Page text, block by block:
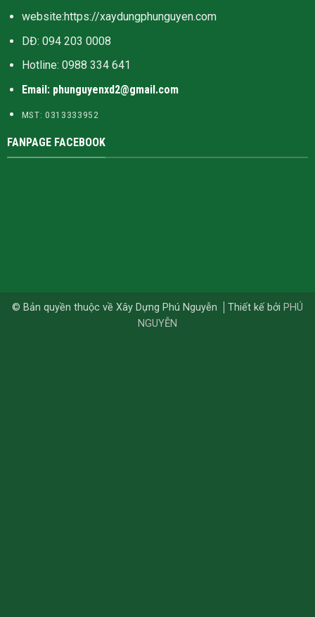
website:https://xaydungphunguyen.com
DĐ: 094 203 0008
Hotline: 0988 334 641
Email: phunguyenxd2@gmail.com
MST: 0313333952
FANPAGE FACEBOOK
© Bản quyền thuộc về Xây Dựng Phú Nguyễn Thiết kế bởi PHÚ
NGUYỄN